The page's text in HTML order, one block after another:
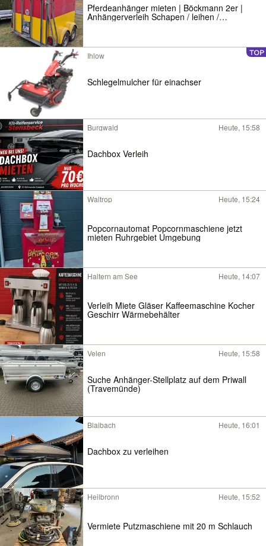
Pferdeanhänger mieten | Böckmann 2er |
Anhängerverleih Schapen / leihen /
Vermietung / Verleih
Ihlow
Schlegelmulcher für einachser
Burgwald Heute, 15:58
Dachbox Verleih
Waltrop Heute, 15:24
Popcornautomat Popcornmaschiene jetzt
mieten Ruhrgebiet Umgebung
Haltern am See Heute, 14:07
Verleih Miete Gläser Kaffeemaschine Kocher
Geschirr Wärmebehälter
Velen Heute, 15:58
Suche Anhänger-Stellplatz auf dem Priwall
(Travemünde)
Blaibach Heute, 16:01
Dachbox zu verleihen
Heilbronn Heute, 15:52
Vermiete Putzmaschiene mit 20 m Schlauch